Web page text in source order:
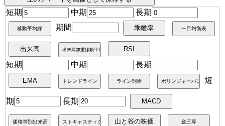
短期 中期
長期
期間
短期 中期
長期
短
期 長期